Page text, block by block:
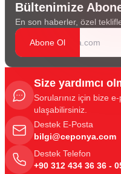
Bültenimize
En son haberler, özel
Abone Ol
Size yardımcı
Sorularınız için bize
ulaşabilirsiniz.
Destek E-Posta
bilgi@ceponya.com
Destek Telefon
+90 312 434 36 36 -